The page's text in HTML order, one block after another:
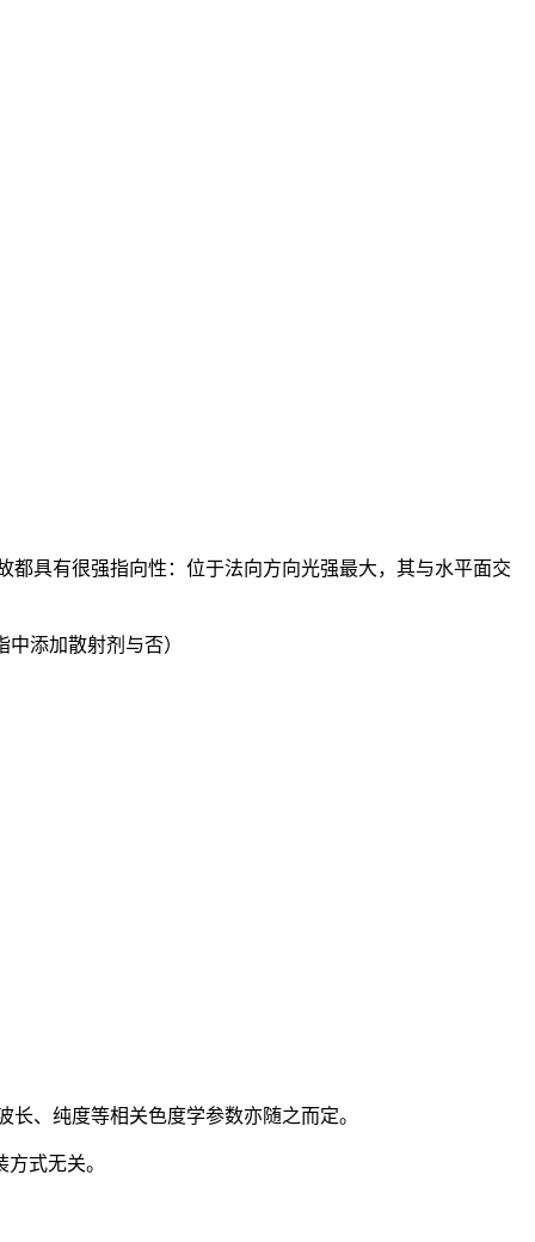
具有很强指向性：位于法向方向光强最大，其与水平面交
添加散射剂与否）
、纯度等相关色度学参数亦随之而定。
式无关。